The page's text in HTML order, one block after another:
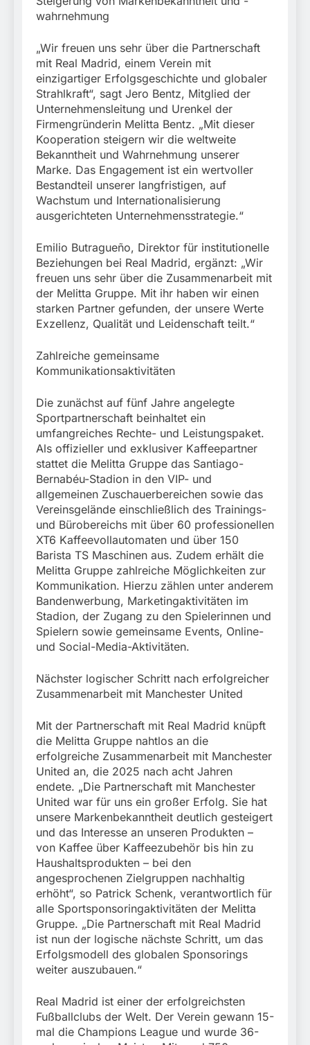
wahrnehmung
„Wir freuen uns sehr über die Partnerschaft
mit Real Madrid, einem Verein mit
einzigartiger Erfolgsgeschichte und globaler
Strahlkraft“, sagt Jero Bentz, Mitglied der
Unternehmensleitung und Urenkel der
Firmengründerin Melitta Bentz. „Mit dieser
Kooperation steigern wir die weltweite
Bekanntheit und Wahrnehmung unserer
Marke. Das Engagement ist ein wertvoller
Bestandteil unserer langfristigen, auf
Wachstum und Internationalisierung
ausgerichteten Unternehmensstrategie.“
Emilio Butragueño, Direktor für institutionelle
Beziehungen bei Real Madrid, ergänzt: „Wir
freuen uns sehr über die Zusammenarbeit mit
der Melitta Gruppe. Mit ihr haben wir einen
starken Partner gefunden, der unsere Werte
Exzellenz, Qualität und Leidenschaft teilt.“
Zahlreiche gemeinsame
Kommunikationsaktivitäten
Die zunächst auf fünf Jahre angelegte
Sportpartnerschaft beinhaltet ein
umfangreiches Rechte- und Leistungspaket.
Als offizieller und exklusiver Kaffeepartner
stattet die Melitta Gruppe das Santiago-
Bernabéu-Stadion in den VIP- und
allgemeinen Zuschauerbereichen sowie das
Vereinsgelände einschließlich des Trainings-
und Bürobereichs mit über 60 professionellen
XT6 Kaffeevollautomaten und über 150
Barista TS Maschinen aus. Zudem erhält die
Melitta Gruppe zahlreiche Möglichkeiten zur
Kommunikation. Hierzu zählen unter anderem
Bandenwerbung, Marketingaktivitäten im
Stadion, der Zugang zu den Spielerinnen und
Spielern sowie gemeinsame Events, Online-
und Social-Media-Aktivitäten.
Nächster logischer Schritt nach erfolgreicher
Zusammenarbeit mit Manchester United
Mit der Partnerschaft mit Real Madrid knüpft
die Melitta Gruppe nahtlos an die
erfolgreiche Zusammenarbeit mit Manchester
United an, die 2025 nach acht Jahren
endete. „Die Partnerschaft mit Manchester
United war für uns ein großer Erfolg. Sie hat
unsere Markenbekanntheit deutlich gesteigert
und das Interesse an unseren Produkten –
von Kaffee über Kaffeezubehör bis hin zu
Haushaltsprodukten – bei den
angesprochenen Zielgruppen nachhaltig
erhöht“, so Patrick Schenk, verantwortlich für
alle Sportsponsoringaktivitäten der Melitta
Gruppe. „Die Partnerschaft mit Real Madrid
ist nun der logische nächste Schritt, um das
Erfolgsmodell des globalen Sponsorings
weiter auszubauen.“
Real Madrid ist einer der erfolgreichsten
Fußballclubs der Welt. Der Verein gewann 15-
mal die Champions League und wurde 36-